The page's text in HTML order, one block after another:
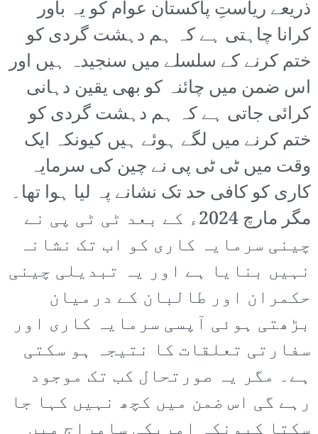
ذریعے ریاستِ پاکستان عوام کو یہ باور
کرانا چاہتی ہے کہ ہم دہشت گردی کو
ختم کرنے کے سلسلے میں سنجیدہ ہیں اور
اس ضمن میں چائنہ کو بھی یقین دہانی
کرائی جاتی ہے کہ ہم دہشت گردی کو
ختم کرنے میں لگے ہوئے ہیں کیونکہ ایک
وقت میں ٹی ٹی پی نے چین کی سرمایہ
کاری کو کافی حد تک نشانے پہ لیا ہوا تھا۔
مگر مارچ 2024ء کے بعد ٹی ٹی پی نے
چینی سرمایہ کاری کو اب تک نشانہ
نہیں بنایا ہے اور یہ تبدیلی چینی
حکمران اور طالبان کے درمیان
بڑھتی ہوئی آپسی سرمایہ کاری اور
سفارتی تعلقات کا نتیجہ ہو سکتی
ہے۔ مگر یہ صورتحال کب تک موجود
رہے گی اس ضمن میں کچھ نہیں کہا جا